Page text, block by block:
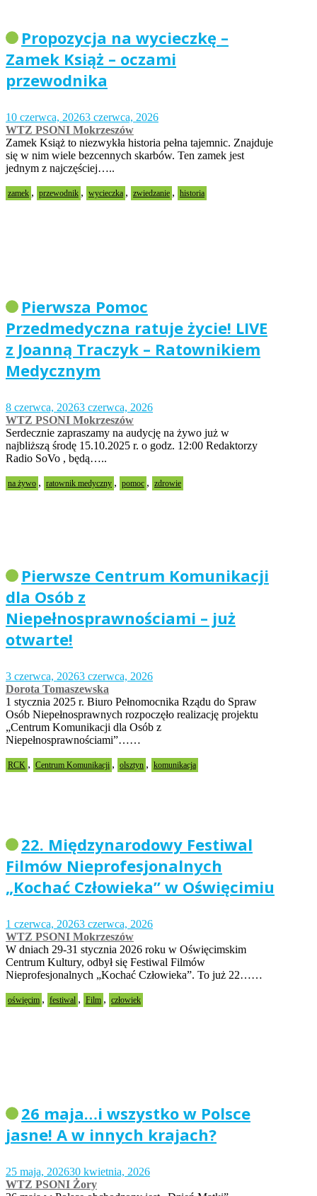
Propozycja na wycieczkę –
Zamek Książ – oczami
przewodnika
10 czerwca, 20263 czerwca, 2026
WTZ PSONI Mokrzeszów
Zamek Książ to niezwykła historia pełna tajemnic. Znajduje
się w nim wiele bezcennych skarbów. Ten zamek jest
jednym z najczęściej…..
zamek , przewodnik , wycieczka , zwiedzanie , historia
Pierwsza Pomoc
Przedmedyczna ratuje życie! LIVE
z Joanną Traczyk – Ratownikiem
Medycznym
8 czerwca, 20263 czerwca, 2026
WTZ PSONI Mokrzeszów
Serdecznie zapraszamy na audycję na żywo już w
najbliższą środę 15.10.2025 r. o godz. 12:00 Redaktorzy
Radio SoVo , będą…..
na żywo , ratownik medyczny , pomoc , zdrowie
Pierwsze Centrum Komunikacji
dla Osób z
Niepełnosprawnościami – już
otwarte!
3 czerwca, 20263 czerwca, 2026
Dorota Tomaszewska
1 stycznia 2025 r. Biuro Pełnomocnika Rządu do Spraw
Osób Niepełnosprawnych rozpoczęło realizację projektu
„Centrum Komunikacji dla Osób z
Niepełnosprawnościami”……
RCK , Centrum Komunikacji , olsztyn , komunikacja
22. Międzynarodowy Festiwal
Filmów Nieprofesjonalnych
„Kochać Człowieka” w Oświęcimiu
1 czerwca, 20263 czerwca, 2026
WTZ PSONI Mokrzeszów
W dniach 29-31 stycznia 2026 roku w Oświęcimskim
Centrum Kultury, odbył się Festiwal Filmów
Nieprofesjonalnych „Kochać Człowieka”. To już 22……
oświęcim , festiwal , Film , człowiek
26 maja…i wszystko w Polsce
jasne! A w innych krajach?
25 maja, 202630 kwietnia, 2026
WTZ PSONI Żory